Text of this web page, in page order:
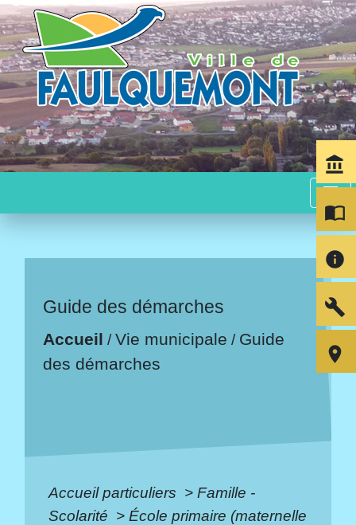
menu
Guide des démarches
Accueil /Vie municipale / Guide
des démarches
Accueil particuliers > Famille -
Scolarité > École primaire (maternelle
account_balance
import_contacts
info
build
room